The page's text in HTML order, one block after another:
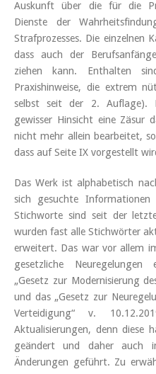
Auskunft über die für die
Dienste der
Strafprozesses. Die einzelnen
dass auch der
ziehen kann. Enthalten
Praxishinweise, die extrem
selbst seit der 2. Auflage).
gewisser Hinsicht eine Zäsur
nicht mehr allein bearbeitet,
dass auf Seite IX vorgestellt
Das Werk ist alphabetisch
sich gesuchte
Stichworte sind seit der
wurden fast alle Stichwörter
erweitert. Das war vor allem
gesetzliche Neuregelungen
„Gesetz zur Modernisierung
und das „Gesetz zur
Verteidigung“ v.
Aktualisierungen, denn diese
geändert und daher auch
Änderungen geführt. Zu